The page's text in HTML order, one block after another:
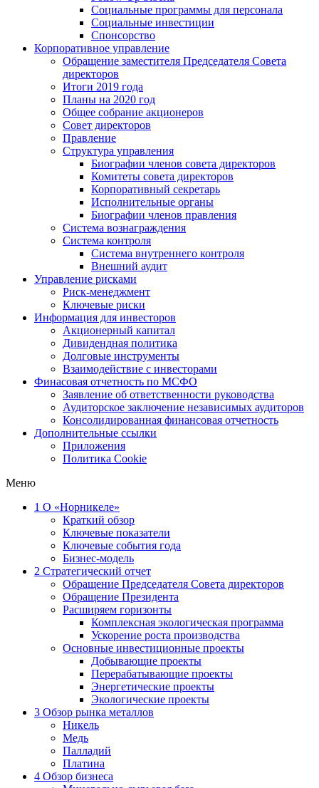
Социальные программы для персонала
Социальные инвестиции
Спонсорство
Корпоративное управление
Обращение заместителя Председателя Совета
директоров
Итоги 2019 года
Планы на 2020 год
Общее собрание акционеров
Совет директоров
Правление
Структура управления
Биографии членов совета директоров
Комитеты совета директоров
Корпоративный секретарь
Исполнительные органы
Биографии членов правления
Система вознаграждения
Система контроля
Система внутреннего контроля
Внешний аудит
Управление рисками
Риск-менеджмент
Ключевые риски
Информация для инвесторов
Акционерный капитал
Дивидендная политика
Долговые инструменты
Взаимодействие с инвеcторами
Финасовая отчетность по МСФО
Заявление об ответственности руководства
Аудиторское заключение независимых аудиторов
Консолидированная финансовая отчетность
Дополнительные ссылки
Приложения
Политика Cookie
Меню
1 О «Норникеле»
Краткий обзор
Ключевые показатели
Ключевые события года
Бизнес-модель
2 Стратегический отчет
Обращение Председателя Совета директоров
Обращение Президента
Расширяем горизонты
Комплексная экологическая программа
Ускорение роста производства
Основные инвестиционные проекты
Добывающие проекты
Перерабатывающие проекты
Энергетические проекты
Экологические проекты
3 Обзор рынка металлов
Никель
Медь
Палладий
Платина
4 Обзор бизнеса